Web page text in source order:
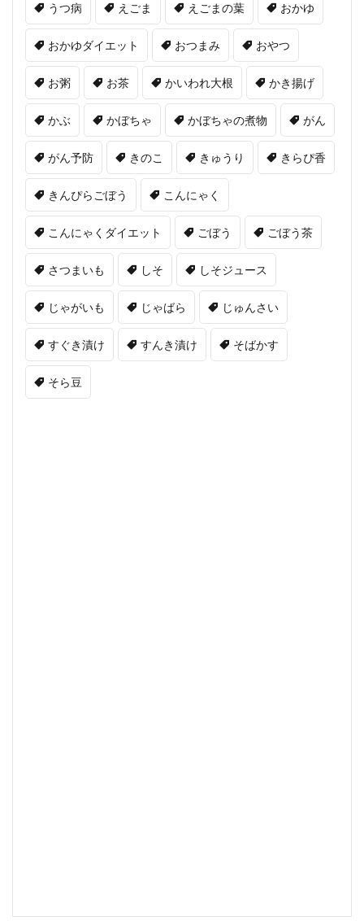
うつ病 えごま えごまの葉 おかゆ
おかゆダイエット おつまみ おやつ
お粥 お茶 かいわれ大根 かき揚げ
かぶ かぼちゃ かぼちゃの煮物 がん
がん予防 きのこ きゅうり きらぴ香
きんぴらごぼう こんにゃく
こんにゃくダイエット ごぼう ごぼう茶
さつまいも しそ しそジュース
じゃがいも じゃばら じゅんさい
すぐき漬け すんき漬け そばかす
そら豆